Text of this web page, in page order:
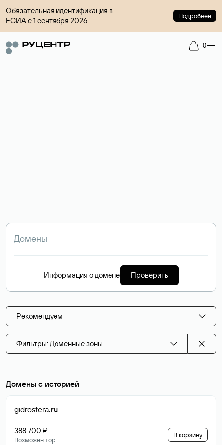
Обязательная идентификация в
ЕСИА с 1 сентября 2026
Подробнее
0
Информация о домене Проверить
Рекомендуем
Фильтры: Доменные зоны
Домены с историей
gidrosfera.ru
388 700 ₽
Возможен торг
В корзину